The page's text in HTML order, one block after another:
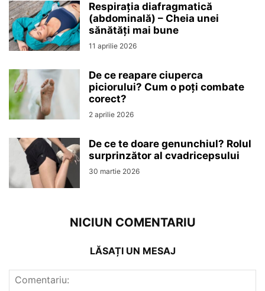
Respirația diafragmatică
(abdominală) – Cheia unei
sănătăți mai bune
11 aprilie 2026
De ce reapare ciuperca
piciorului? Cum o poți combate
corect?
2 aprilie 2026
De ce te doare genunchiul? Rolul
surprinzător al cvadricepsului
30 martie 2026
NICIUN COMENTARIU
LĂSAȚI UN MESAJ